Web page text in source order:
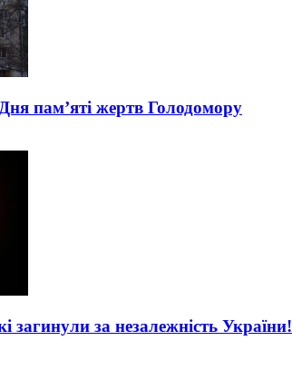
пам’яті жертв Голодомору
загинули за незалежність України!